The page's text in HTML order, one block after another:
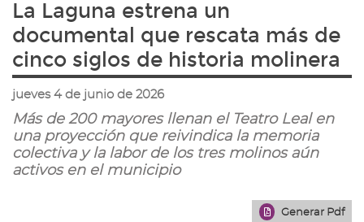
Home
para
a
la
página
de
inicio
La Laguna estrena un
documental que rescata más de
cinco siglos de historia molinera
jueves 4 de junio de 2026
Más de 200 mayores llenan el Teatro Leal en
una proyección que reivindica la memoria
colectiva y la labor de los tres molinos aún
activos en el municipio
Generar Pdf